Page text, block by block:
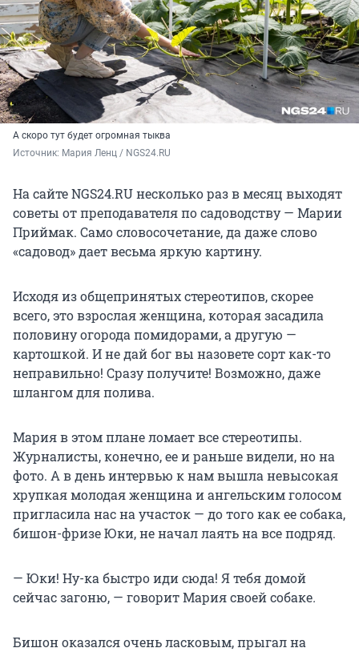
А скоро тут будет огромная тыква
Источник: Мария Ленц / NGS24.RU
На сайте NGS24.RU несколько раз в месяц выходят
советы от преподавателя по садоводству — Марии
Приймак. Само словосочетание, да даже слово
«садовод» дает весьма яркую картину.
Исходя из общепринятых стереотипов, скорее
всего, это взрослая женщина, которая засадила
половину огорода помидорами, а другую —
картошкой. И не дай бог вы назовете сорт как-то
неправильно! Сразу получите! Возможно, даже
шлангом для полива.
Мария в этом плане ломает все стереотипы.
Журналисты, конечно, ее и раньше видели, но на
фото. А в день интервью к нам вышла невысокая
хрупкая молодая женщина и ангельским голосом
пригласила нас на участок — до того как ее собака,
бишон-фризе Юки, не начал лаять на все подряд.
— Юки! Ну-ка быстро иди сюда! Я тебя домой
сейчас загоню, — говорит Мария своей собаке.
Бишон оказался очень ласковым, прыгал на